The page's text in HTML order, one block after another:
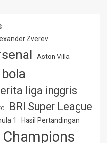
Zverev
Aston Villa
liga inggris
BRI Super League
1 Hasil Pertandingan
Champions